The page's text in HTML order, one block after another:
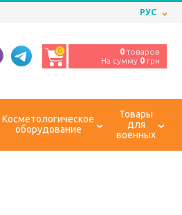
РУС
0 0 товаров
На сумму 0 грн
Косметологическое
оборудование
Товары
для
военных